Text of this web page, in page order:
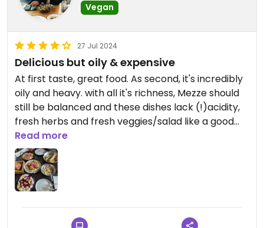
Vegan
27 Jul 2024
Delicious but oily & expensive
At first taste, great food. As second, it's incredibly
oily and heavy. with all it's richness, Mezze should
still be balanced and these dishes lack (!)acidity,
fresh herbs and fresh veggies/salad like a good
fattoush. Even the zesar salad almost completely
is em- breaded. The vegan shakshuka is mainly
harissa. All this is complaining on a high level.
However, do not get the kumpir dish, the dip does
not harmonize w the cabbage nor the potatoe
and popcorn, really?! Oh, did l mention the price?
This could be a meal in Zurich or Geneva.
Read more